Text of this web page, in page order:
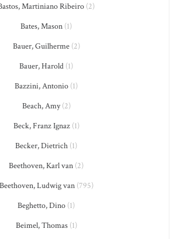
Martiniano Ribeiro (2)
Bates, Mason (1)
Bauer, Guilherme(2)
Bauer, Harold (1)
Bazzini, Antonio (1)
Beach, Amy(2)
Beck, Franz Ignaz(1)
Becker, Dietrich (1)
Beethoven, Karl van (2)
Beethoven, Ludwig van(795)
Beghetto, Dino (1)
Beimel, Thomas(1)